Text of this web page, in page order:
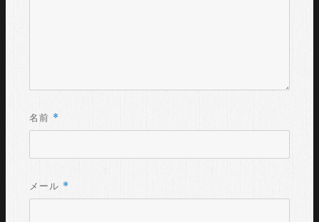
名前 *
メール *